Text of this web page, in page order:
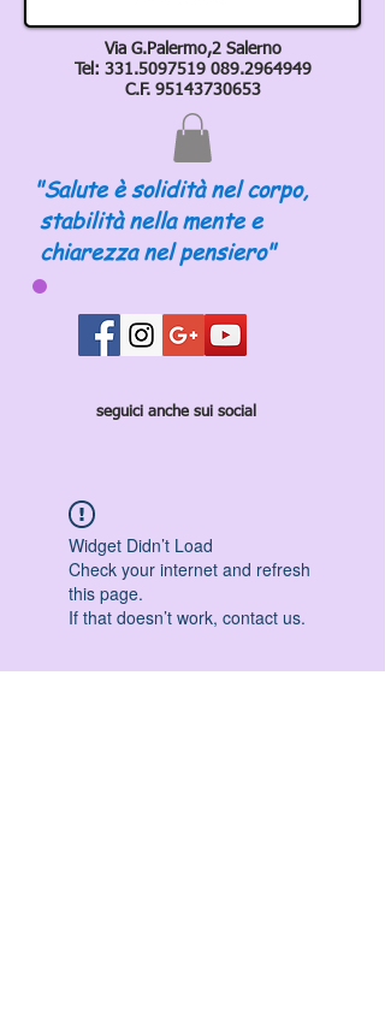
Via G.Palermo,2 Salerno
Tel: 331.5097519 089.2964949
C.F. 95143730653
"Salute è solidità nel corpo,
stabilità nella mente e
chiarezza nel pensiero"
seguici anche sui social
Widget Didn’t Load
Check your internet and refresh
this page.
If that doesn’t work, contact us.